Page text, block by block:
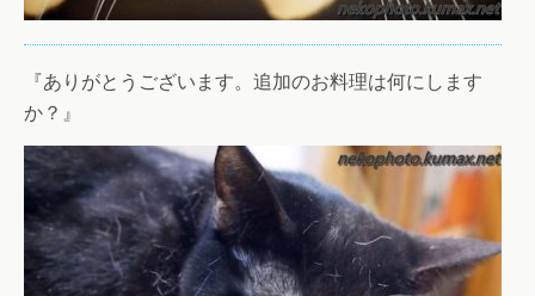
『ありがとうございます。追加のお料理は何にします
か？』